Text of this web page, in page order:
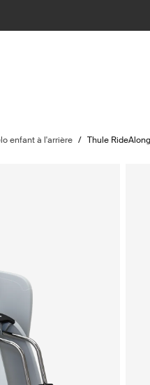
enfant à l'arrière / Thule